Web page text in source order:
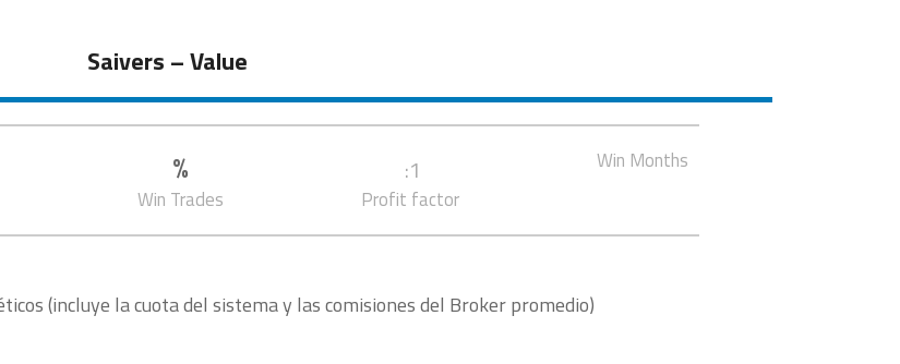
Saivers – Value
%
Win Trades
:1
Profit factor
Win Months
(incluye la cuota del sistema y las comisiones del Broker promedio)